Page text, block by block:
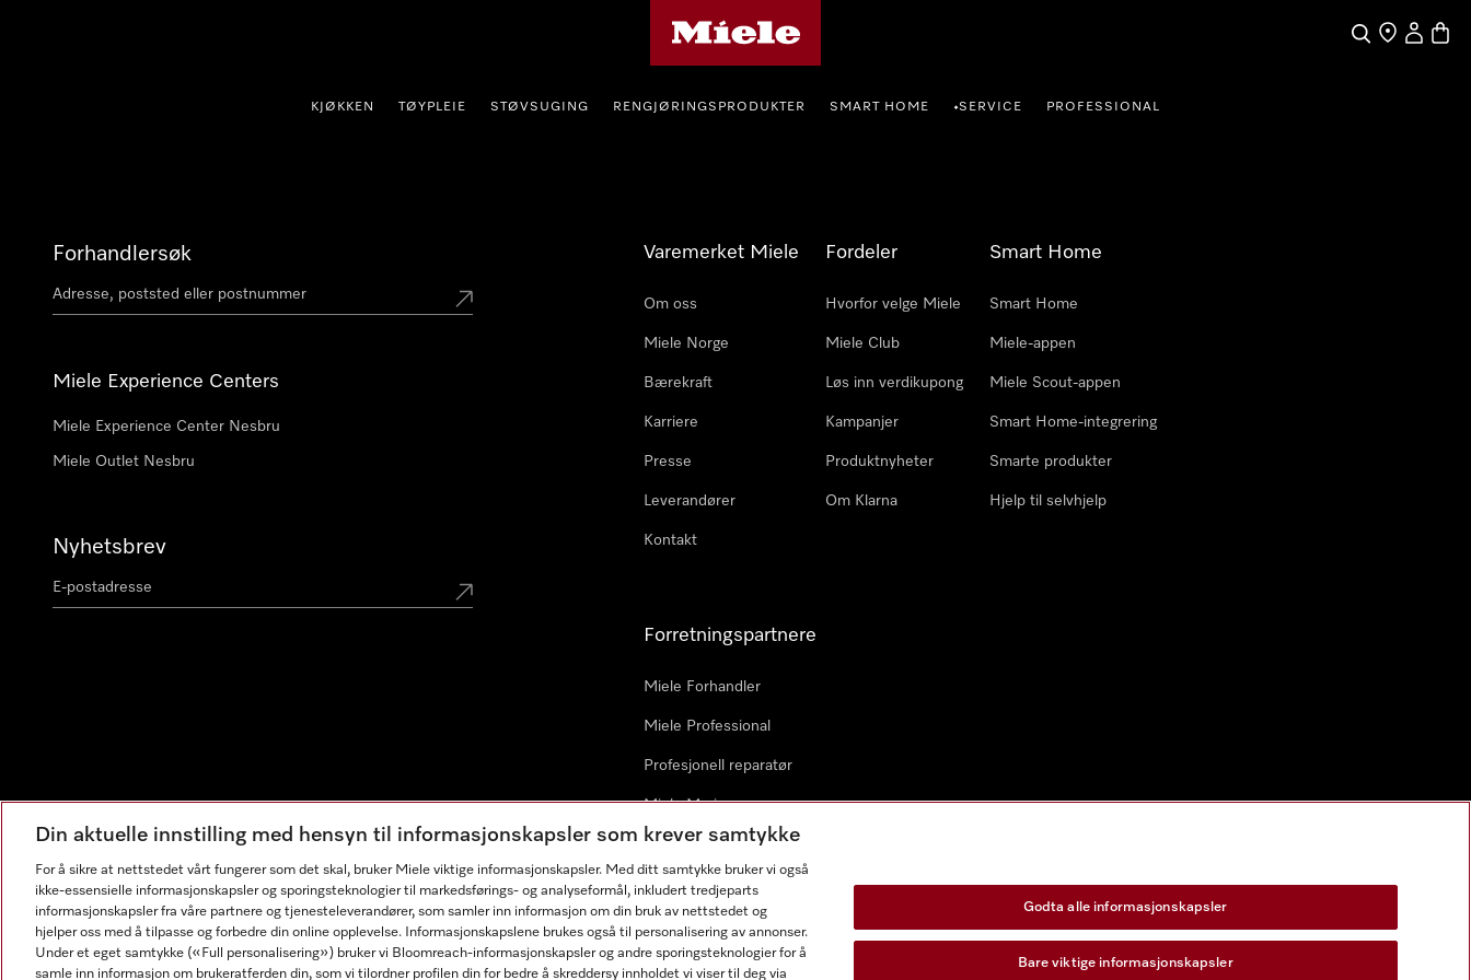
Søk
Finn enMin Konto
KJØKKEN TØYPLEIE STØVSUGING RENGJØRINGSPRODUKTER SMART HOME •SERVICE PROFESSIONAL
Forhandlersøk
Miele Experience Centers
Miele Experience Center Nesbru
Miele Outlet Nesbru
Nyhetsbrev
Varemerket Miele
Om oss
Miele Norge
Bærekraft
Karriere
Presse
Leverandører
Kontakt
Fordeler
Hvorfor velge Miele
Miele Club
Løs inn verdikupong
Kampanjer
Produktnyheter
Om Klarna
Smart Home
Smart Home
Miele-appen
Miele Scout-appen
Smart Home-integrering
Smarte produkter
Hjelp til selvhjelp
Forretningspartnere
Miele Forhandler
Miele Professional
Profesjonell reparatør
Miele Marine
Arkitekter & byggherrer
Din aktuelle innstilling med hensyn til informasjonskapsler som krever samtykke
For å sikre at nettstedet vårt fungerer som det skal, bruker Miele viktige informasjonskapsler. Med ditt samtykke bruker vi også
ikke-essensielle informasjonskapsler og sporingsteknologier til markedsførings- og analyseformål, inkludert tredjeparts
informasjonskapsler fra våre partnere og tjenesteleverandører, som samler inn informasjon om din bruk av nettstedet og
hjelper oss med å tilpasse og forbedre din online opplevelse. Informasjonskapslene brukes også til personalisering av annonser.
Under et eget samtykke («Full personalisering») bruker vi Bloomreach-informasjonskapsler og andre sporingsteknologier for å
samle inn informasjon om brukeratferden din, som vi tilordner profilen din for bedre å skreddersy innholdet vi viser til deg via
Godta alle informasjonskapsler
Bare viktige informasjonskapsler